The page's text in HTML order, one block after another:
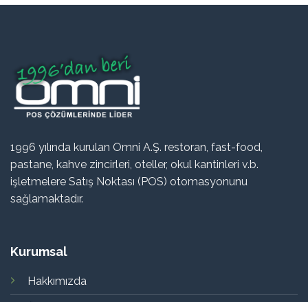
1996 yılında kurulan Omni A.Ş. restoran, fast-food,
pastane, kahve zincirleri, oteller, okul kantinleri v.b.
işletmelere Satış Noktası (POS) otomasyonunu
sağlamaktadır.
Kurumsal
Hakkımızda